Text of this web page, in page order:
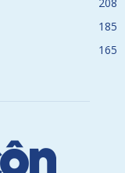
185
165